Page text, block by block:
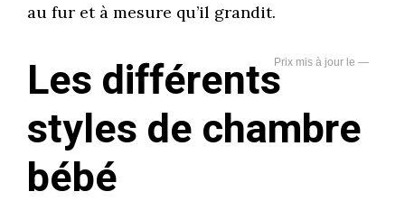
au fur et à mesure qu’il grandit.
—
Les différents
styles de chambre
bébé